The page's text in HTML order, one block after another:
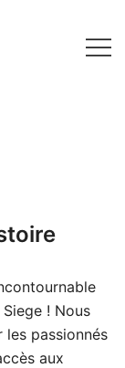
! Nous
passionnés
aux